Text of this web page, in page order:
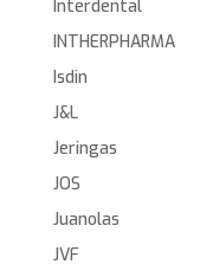
Interdental
INTHERPHARMA
Isdin
J&L
Jeringas
JOS
Juanolas
JVF